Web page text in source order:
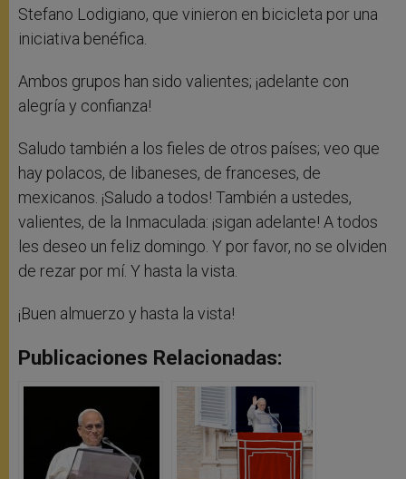
Stefano Lodigiano, que vinieron en bicicleta por una
iniciativa benéfica.
Ambos grupos han sido valientes; ¡adelante con
alegría y confianza!
Saludo también a los fieles de otros países; veo que
hay polacos, de libaneses, de franceses, de
mexicanos. ¡Saludo a todos! También a ustedes,
valientes, de la Inmaculada: ¡sigan adelante! A todos
les deseo un feliz domingo. Y por favor, no se olviden
de rezar por mí. Y hasta la vista.
¡Buen almuerzo y hasta la vista!
Publicaciones Relacionadas: